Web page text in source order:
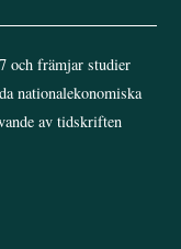
och främjar studier
nationalekonomiska
av tidskriften